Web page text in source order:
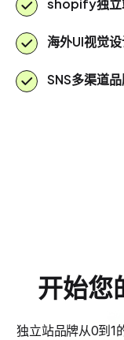
海外UI视觉
SNS多渠道
开始您
独立站品牌从0到1